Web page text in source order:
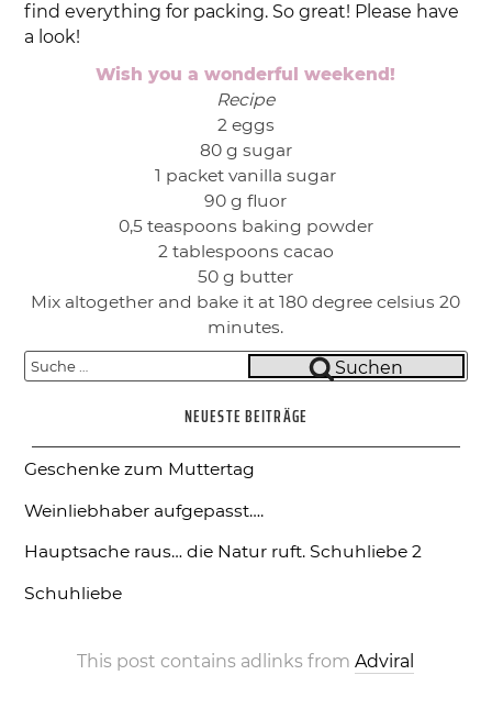
find everything for packing. So great! Please have
a look!
Wish you a wonderful weekend!
Recipe
2 eggs
80 g sugar
1 packet vanilla sugar
90 g fluor
0,5 teaspoons baking powder
2 tablespoons cacao
50 g butter
Mix altogether and bake it at 180 degree celsius 20
minutes.
Suche
Suchen
NEUESTE BEITRÄGE
Geschenke zum Muttertag
Weinliebhaber aufgepasst….
Hauptsache raus… die Natur ruft. Schuhliebe 2
Schuhliebe
This post contains adlinks fromAdviral